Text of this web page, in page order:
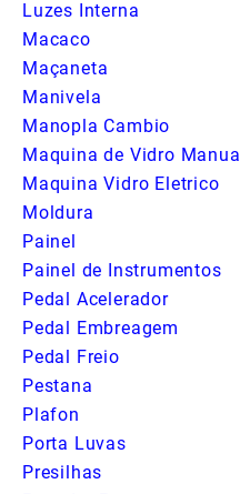
Luzes Interna
Macaco
Maçaneta
Manivela
Manopla Cambio
Maquina de Vidro Manual
Maquina Vidro Eletrico
Moldura
Painel
Painel de Instrumentos
Pedal Acelerador
Pedal Embreagem
Pedal Freio
Pestana
Plafon
Porta Luvas
Presilhas